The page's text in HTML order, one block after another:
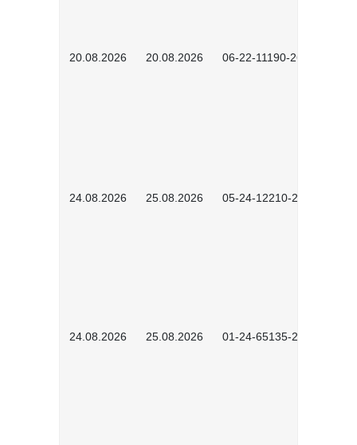
20.08.2026 20.08.2026 06-22-11190-2601
24.08.2026 25.08.2026 05-24-12210-2601
24.08.2026 25.08.2026 01-24-65135-2601